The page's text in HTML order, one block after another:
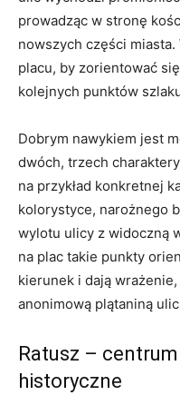
prowadząc w stronę
nowszych części
placu, by zorientować
kolejnych punktów
Dobrym nawykiem jest
dwóch, trzech
na przykład konkretnej
kolorystyce, narożnego
wylotu ulicy z widoczną
na plac takie punkty
kierunek i dają
anonimową plątaniną
Ratusz –
historyczne